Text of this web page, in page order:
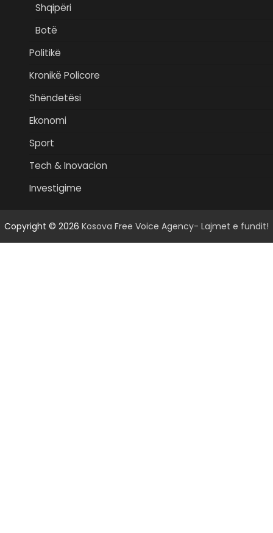
Shqipëri
Botë
Politikë
Kronikë Policore
Shëndetësi
Ekonomi
Sport
Tech & Inovacion
Investigime